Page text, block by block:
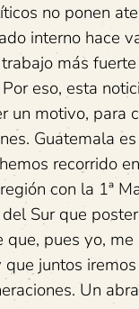
no ponen
interno hace
más
eso, esta
un motivo, para
Guatemala
recorrido
con la 1ª
Sur que
pues yo,
juntos
Un